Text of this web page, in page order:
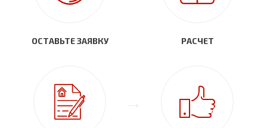
ОСТАВЬТЕ ЗАЯВКУ РАСЧЕТ